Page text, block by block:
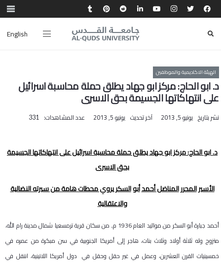
English
الهيئة الاكاديمية والموظفين
د. ابو الحاج: مركز ابو جهاد يطلق حملة محاسبة اسرائيل
على انتهاكاتها الجسيمة بحق الاسرى
نشر بتاريخ يونيو 5, 2013 آخر تحديث يونيو 5, 2013 عدد المشاهدات: 331
د. ابو الحاج: مركز ابو جهاد يطلق حملة محاسبة اسرائيل على انتهاكاتها الجسيمة
بحق الاسرى
الأسيرالمحررالمناضلأحمدأبوالسكر يروي محطات هامة من سيرته النضالية
والاعتقالية
أحمد جبارة أبو السكر من مواليد العام1936 م, من سكان قرية ترمسعيا شمال مدينة رام الله،
متزوج وله ثلاثة أولاد وثلاث بنات، هاجر إلى أمريكا الجنوبية في سن مبكرة من عمره في
خمسينيات القرن العشرين، وعمل في غير حقل وحقل في دول أمريكا اللاتينية، انتقل في